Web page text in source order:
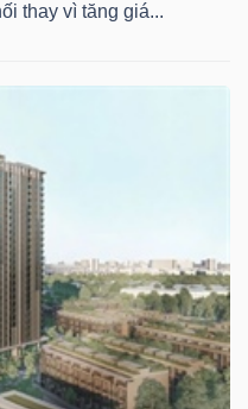
thay vì tăng giá...